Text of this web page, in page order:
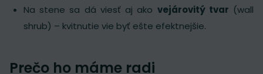
Na stene sa dá viesť aj ako vejárovitý tvar (wall
shrub) – kvitnutie vie byť ešte efektnejšie.
Prečo ho máme radi